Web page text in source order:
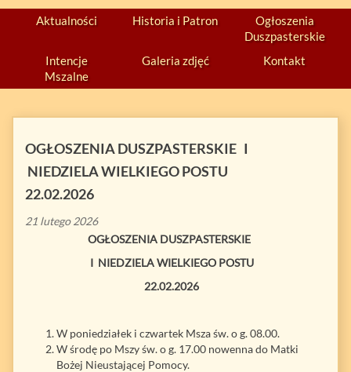
Aktualności Historia i Patron
Ogłoszenia
Duszpasterskie
Intencje
Mszalne
Galeria zdjęć Kontakt
OGŁOSZENIA DUSZPASTERSKIE I
NIEDZIELA WIELKIEGO POSTU
22.02.2026
21 lutego 2026
OGŁOSZENIA DUSZPASTERSKIE
I NIEDZIELA WIELKIEGO POSTU
22.02.2026
W poniedziałek i czwartek Msza św. o g. 08.00.
W środę po Mszy św. o g. 17.00 nowenna do Matki
Bożej Nieustającej Pomocy.